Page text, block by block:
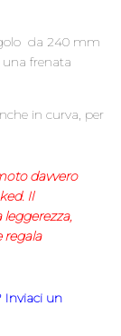
da 240 mm
frenata
in curva, per
davvero
Il
Inviaci un